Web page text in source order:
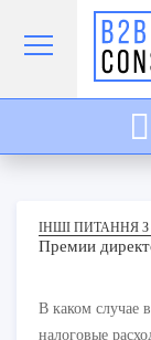
ІНШІ ПИТАННЯ
Премии
В каком случае
налоговые